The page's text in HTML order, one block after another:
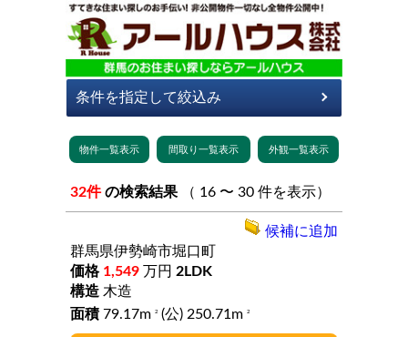
32件 の検索結果 （ 16 〜 30 件を表示）
群馬県伊勢崎市堀口町
1,549 万円 2LDK
木造
79.17m
2 (公) 250.71m 2
候補に追加